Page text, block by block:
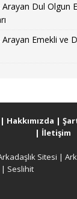
Arayan Dul Olgun
Arayan Emekli ve
| Hakkımızda |
| İletişim
Sitesi |
| Seslihit